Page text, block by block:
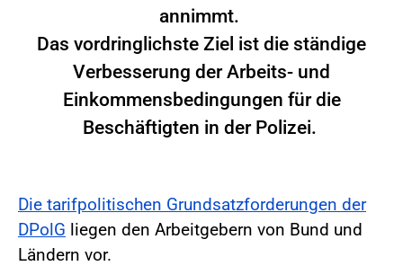
annimmt.
Das vordringlichste Ziel ist die ständige
Verbesserung der Arbeits- und
Einkommensbedingungen für die
Beschäftigten in der Polizei.
Die tarifpolitischen Grundsatzforderungen der
DPolG liegen den Arbeitgebern von Bund und
Ländern vor.